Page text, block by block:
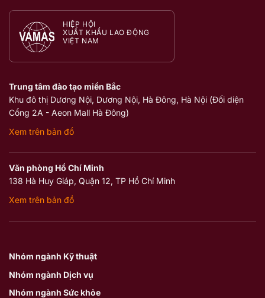
HIỆP HỘI
XUẤT KHẨU LAO ĐỘNG
VIỆT NAM
Nhóm ngành Kỹ thuật
Nhóm ngành Dịch vụ
Nhóm ngành Sức khỏe
Trung tâm đào tạo miền Bắc
Khu đô thị Dương Nội, Dương Nội, Hà Đông, Hà Nội (Đối diện
Cổng 2A - Aeon Mall Hà Đông)
Xem trên bản đồ
Văn phòng Hồ Chí Minh
138 Hà Huy Giáp, Quận 12, TP Hồ Chí Minh
Xem trên bản đồ